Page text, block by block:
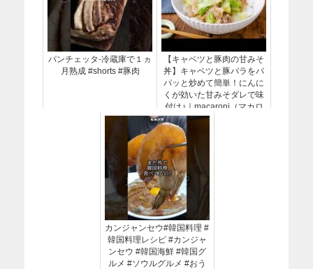
パンチェッタ-冷蔵庫で１ヵ
月熟成 #shorts #豚肉
【キャベツと豚肉の甘みそ
丼】キャベツと豚バラをパ
パッと炒めて簡単！にんに
くが効いた甘みそダレで味
付け♪｜macaroni（マカロ
ニ）
️カンジャンセウ#韓国料理 #
韓国料理レシピ #カンジャ
ンセウ #韓国海鮮 #韓国グ
ルメ #ソウルグルメ #おう